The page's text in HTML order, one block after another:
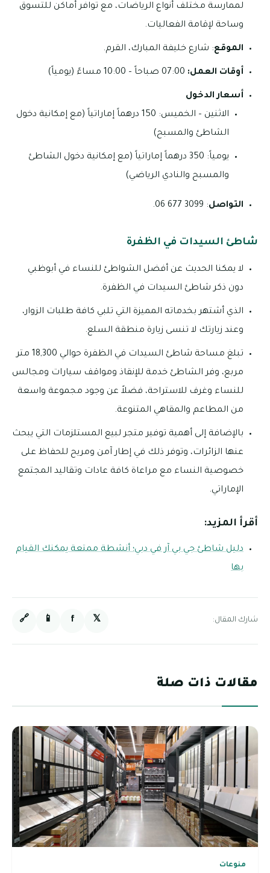
لممارسة مختلف أنواع الرياضات، مع توافر أماكن للتسوق
وساحة لإقامة الفعاليات.
الموقع: شارع خليفة المبارك، القرم.
أوقات العمل:
أسعار الدخول
الاثنين – الخميس: 150 درهماً إماراتياً (مع إمكانية دخول
الشاطئ والمسبح)
يومياً: 350 درهماً إماراتياً (مع إمكانية دخول الشاطئ
والمسبح والنادي الرياضي)
التواصل: 3099 677 06.
شاطئ السيدات في الظفرة
لا يمكنا الحديث عن أفضل الشواطئ للنساء في أبوظبي
دون ذكر شاطئ السيدات في الظفرة.
الذي أشتهر بخدماته المميزة التي تلبي كافة طلبات الزوار،
وعند زيارتك لا تنسى زيارة منطقة السلع.
تبلغ مساحة شاطئ السيدات في الظفرة حوالي 18,300 متر
مربع، وفر الشاطئ خدمة للإنقاذ ومواقف سيارات ومجالس
للنساء وغرف للاستراحة، فضلاً عن وجود مجموعة واسعة
من المطاعم والمقاهي المتنوعة.
بالإضافة إلى أهمية توفير متجر لبيع المستلزمات التي يبحث
عنها الزائرات، وتوفر ذلك في إطار آمن ومريح للحفاظ على
خصوصية النساء مع مراعاة كافة عادات وتقاليد المجتمع
الإماراتي.
أقرأ المزيد:
دليل شاطئ جي بي آر في دبي؛ أنشطة ممتعة يمكنك القيام
بها
شارك المقال: 𝕏
f
📱
🔗
مقالات ذات صلة
منوعات